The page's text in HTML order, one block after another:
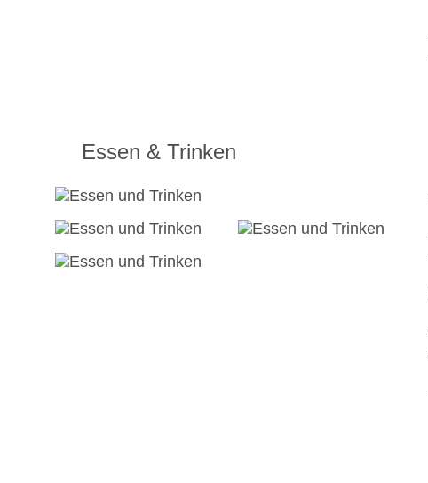
Essen & Trinken